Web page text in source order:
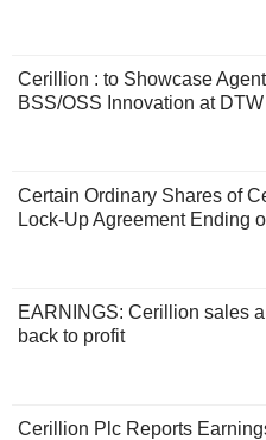
Cerillion : to Showcase
BSS/OSS Innovation at
Certain Ordinary Shares of
Lock-Up Agreement Ending
EARNINGS: Cerillion sales
back to profit
Cerillion Plc Reports